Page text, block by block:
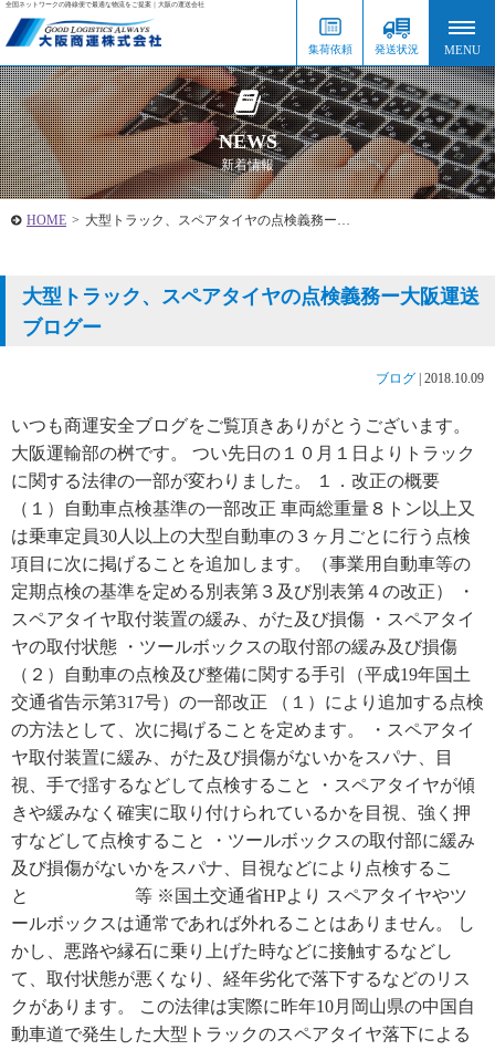
全国ネットワークの路線便で最適な物流をご提案｜大阪の運送会社
集荷依頼 発送状況
NEWS
新着情報
HOME > 大型トラック、スペアタイヤの点検義務ー…
大型トラック、スペアタイヤの点検義務ー大阪運送
ブログー
ブログ 2018.10.09
いつも商運安全ブログをご覧頂きありがとうございます。
大阪運輸部の桝です。 つい先日の１０月１日よりトラック
に関する法律の一部が変わりました。 １．改正の概要
（１）自動車点検基準の一部改正 車両総重量８トン以上又
は乗車定員30人以上の大型自動車の３ヶ月ごとに行う点検
項目に次に掲げることを追加します。（事業用自動車等の
定期点検の基準を定める別表第３及び別表第４の改正） ・
スペアタイヤ取付装置の緩み、がた及び損傷 ・スペアタイ
ヤの取付状態 ・ツールボックスの取付部の緩み及び損傷
（２）自動車の点検及び整備に関する手引（平成19年国土
交通省告示第317号）の一部改正 （１）により追加する点検
の方法として、次に掲げることを定めます。 ・スペアタイ
ヤ取付装置に緩み、がた及び損傷がないかをスパナ、目
視、手で揺するなどして点検すること ・スペアタイヤが傾
きや緩みなく確実に取り付けられているかを目視、強く押
すなどして点検すること ・ツールボックスの取付部に緩み
及び損傷がないかをスパナ、目視などにより点検するこ
と 等 ※国土交通省HPより スペアタイヤやツ
ールボックスは通常であれば外れることはありません。 し
かし、悪路や縁石に乗り上げた時などに接触するなどし
て、取付状態が悪くなり、経年劣化で落下するなどのリス
クがあります。 この法律は実際に昨年10月岡山県の中国自
動車道で発生した大型トラックのスペアタイヤ落下による